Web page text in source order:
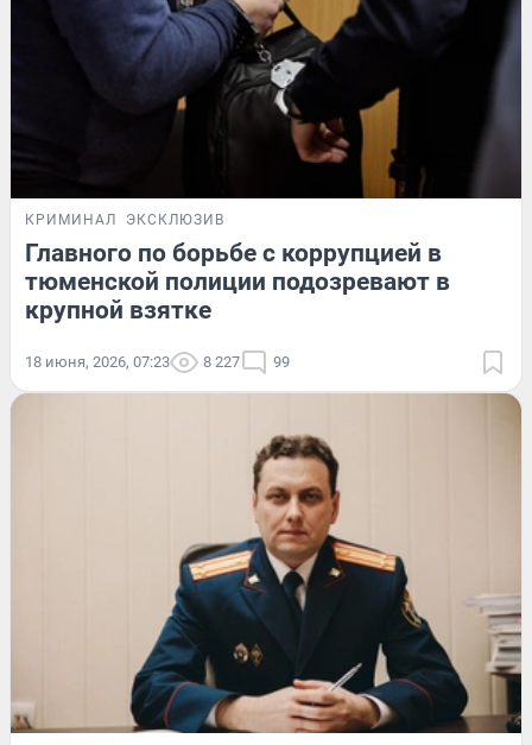
КРИМИНАЛ ЭКСКЛЮЗИВ
Главного по борьбе с коррупцией в
тюменской полиции подозревают в
крупной взятке
18 июня, 2026, 07:23 8 227 99